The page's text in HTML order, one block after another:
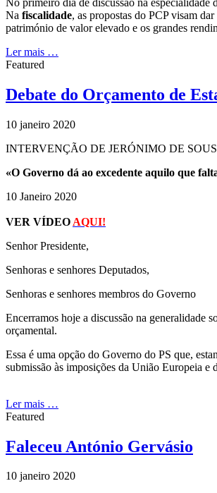
Na fiscalidade, as propostas do PCP visam
património de valor elevado e os grandes
Ler mais …
Featured
Debate do Orçamento de
10 janeiro 2020
INTERVENÇÃO DE JERÓNIMO DE
«O Governo dá ao excedente aquilo que
10 Janeiro 2020
VER VÍDEO AQUI!
Senhor Presidente,
Senhoras e senhores Deputados,
Senhoras e senhores membros do Governo
Encerramos hoje a discussão na generalidade
orçamental.
Essa é uma opção do Governo do PS que,
submissão às imposições da União Europeia e
Ler mais …
Featured
Faleceu António Gervásio
10 janeiro 2020